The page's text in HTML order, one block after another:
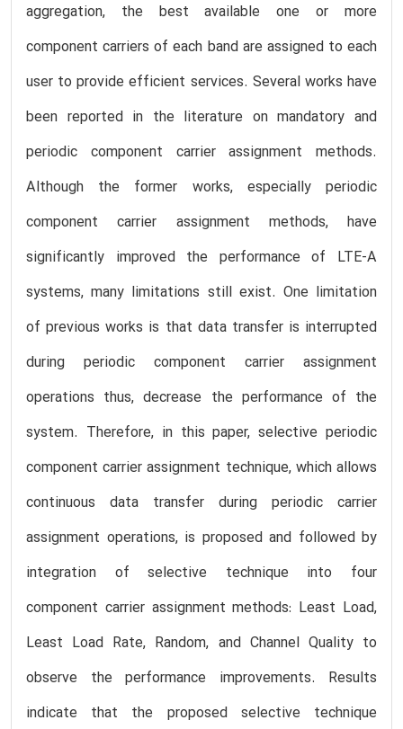
aggregation, the best available one or more
component carriers of each band are assigned to each
user to provide efficient services. Several works have
been reported in the literature on mandatory and
periodic component carrier assignment methods.
Although the former works, especially periodic
component carrier assignment methods, have
significantly improved the performance of LTE-A
systems, many limitations still exist. One limitation
of previous works is that data transfer is interrupted
during periodic component carrier assignment
operations thus, decrease the performance of the
system. Therefore, in this paper, selective periodic
component carrier assignment technique, which allows
continuous data transfer during periodic carrier
assignment operations, is proposed and followed by
integration of selective technique into four
component carrier assignment methods: Least Load,
Least Load Rate, Random, and Channel Quality to
observe the performance improvements. Results
indicate that the proposed selective technique